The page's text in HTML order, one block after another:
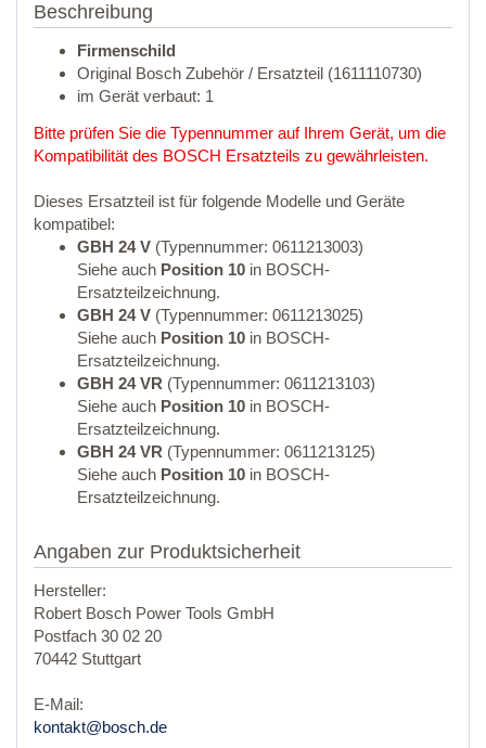
Beschreibung
Firmenschild
Original Bosch Zubehör / Ersatzteil (1611110730)
im Gerät verbaut: 1
Bitte prüfen Sie die Typennummer auf Ihrem Gerät, um die
Kompatibilität des BOSCH Ersatzteils zu gewährleisten.
Dieses Ersatzteil ist für folgende Modelle und Geräte
kompatibel:
GBH 24 V (Typennummer: 0611213003)
Siehe auch Position 10 in BOSCH-
Ersatzteilzeichnung.
GBH 24 V (Typennummer: 0611213025)
Siehe auch Position 10 in BOSCH-
Ersatzteilzeichnung.
GBH 24 VR (Typennummer: 0611213103)
Siehe auch Position 10 in BOSCH-
Ersatzteilzeichnung.
GBH 24 VR (Typennummer: 0611213125)
Siehe auch Position 10 in BOSCH-
Ersatzteilzeichnung.
Angaben zur Produktsicherheit
Hersteller:
Robert Bosch Power Tools GmbH
Postfach 30 02 20
70442 Stuttgart
E-Mail:
kontakt@bosch.de